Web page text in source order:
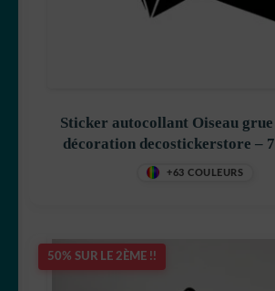
Sticker autocollant Oiseau
décoration decostickerstore –
+63 COULEURS
50% SUR LE 2ÈME !!